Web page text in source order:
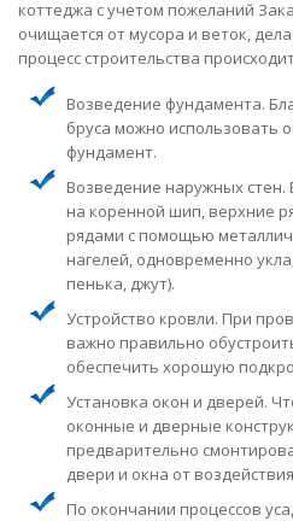
коттеджа с учетом пожеланий
очищается от мусора и веток,
процесс строительства
Возведение фундамента.
бруса можно использовать
фундамент.
Возведение наружных стен.
на коренной шип, верхние
рядами с помощью
нагелей, одновременно
пенька, джут).
Устройство кровли. При
важно правильно
обеспечить хорошую
Установка окон и дверей.
оконные и дверные
предварительно
двери и окна от
По окончании процессов